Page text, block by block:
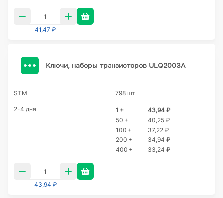
41,47 ₽
Ключи, наборы транзисторов ULQ2003A
STM 798 шт
2-4 дня 1 +
43,94 ₽
50 +
40,25 ₽
100 +
37,22 ₽
200 +
34,94 ₽
400 +
33,24 ₽
43,94 ₽